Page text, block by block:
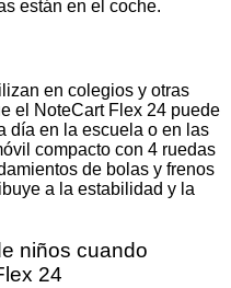
están en el coche.
en colegios y otras
el NoteCart Flex 24 puede
día en la escuela o en las
compacto con 4 ruedas
de bolas y frenos
a la estabilidad y la
niños cuando
24